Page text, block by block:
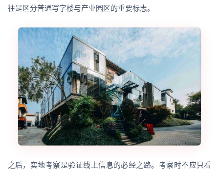
往是区分普通写字楼与产业园区的重要标志。
之后，实地考察是验证线上信息的必经之路。考察时不应只看